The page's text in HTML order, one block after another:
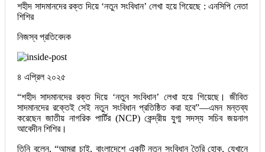
শহীদ সাদমানদের রক্ত দিয়ে ‘নতুন সংবিধান’ লেখা হয়ে গিয়েছে : এনসিপি নেতা
শিশির
নিজস্ব প্রতিবেদক
৪ এপ্রিল ২০২৫
“শহীদ সাদমানদের রক্ত দিয়ে ‘নতুন সংবিধান’ লেখা হয়ে গিয়েছে। জীবিত
সাদমানদের রক্তেই সেই নতুন সংবিধান প্রতিষ্ঠিত করা হবে”—এমন মন্তব্য
করেছেন জাতীয় নাগরিক পার্টির (NCP) কেন্দ্রীয় যুগ্ম সদস্য সচিব জয়নাল
আবেদীন শিশির।
তিনি বলেন, “আমরা চাই, বাংলাদেশে একটি নতুন সংবিধান তৈরি হোক, যেখানে